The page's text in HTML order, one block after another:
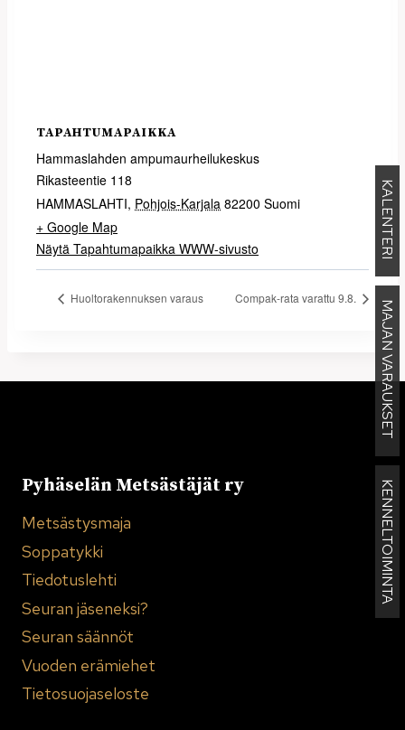
KALENTERI
MAJAN VARAUKSET
KENNELTOIMINTA
TAPAHTUMAPAIKKA
Hammaslahden ampumaurheilukeskus
Rikasteentie 118
HAMMASLAHTI, Pohjois-Karjala 82200 Suomi
+ Google Map
Näytä Tapahtumapaikka WWW-sivusto
Huoltorakennuksen varaus Compak-rata varattu 9.8.
Pyhäselän Metsästäjät ry
Metsästysmaja
Soppatykki
Tiedotuslehti
Seuran jäseneksi?
Seuran säännöt
Vuoden erämiehet
Tietosuojaseloste